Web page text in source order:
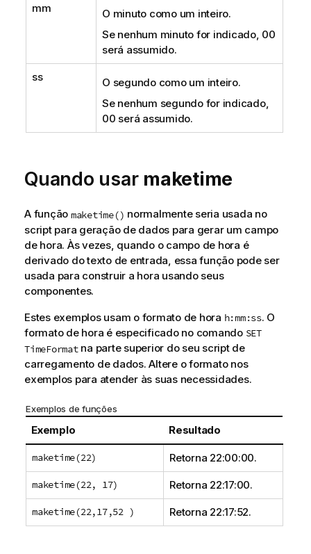
mm
O minuto como um inteiro.
Se nenhum minuto for indicado, 00
será assumido.
ss
O segundo como um inteiro.
Se nenhum segundo for indicado,
00 será assumido.
Quando usar maketime
A função maketime() normalmente seria usada no
script para geração de dados para gerar um campo
de hora. Às vezes, quando o campo de hora é
derivado do texto de entrada, essa função pode ser
usada para construir a hora usando seus
componentes.
Estes exemplos usam o formato de hora h:mm:ss. O
formato de hora é especificado no comando SET
TimeFormatna parte superior do seu script de
carregamento de dados. Altere o formato nos
exemplos para atender às suas necessidades.
Exemplos de funções
Exemplo Resultado
maketime(22) Retorna 22:00:00.
maketime(22, 17) Retorna 22:17:00.
maketime(22,17,52 ) Retorna 22:17:52.